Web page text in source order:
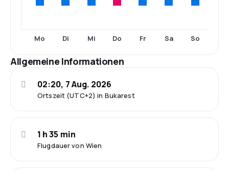
Mo Di Mi Do Fr Sa So
Allgemeine Informationen
Ortszeit (UTC+2) in Bukarest
02:20, 7 Aug. 2026
Flugdauer von Wien
1 h 35 min